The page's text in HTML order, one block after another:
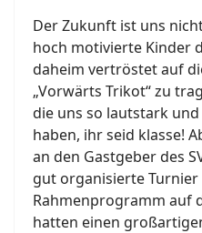
Der Zukunft ist uns
hoch motivierte Kinder
daheim vertröstet auf
„Vorwärts Trikot“ zu
die uns so lautstark
haben, ihr seid klasse!
an den Gastgeber des
gut organisierte Turnier
Rahmenprogramm auf
hatten einen